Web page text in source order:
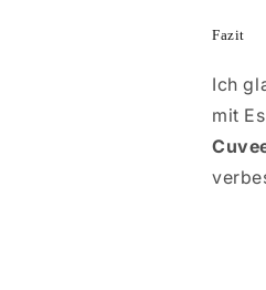
Fazit
Ich
mit